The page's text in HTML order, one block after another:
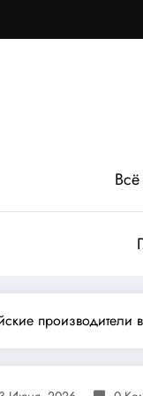
производители